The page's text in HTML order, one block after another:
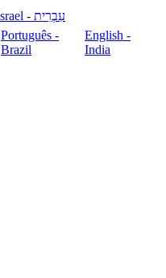
עִבְרִית - Israel
Português -
Brazil
English -
India